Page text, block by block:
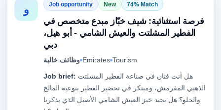
و Job opportunity New 74% Match
فرصة استثنائية: شيف خبّاز مبدع متخصص في
الفطير المشلتت والعيش الشامي - أبو هيل،
دبي
وظائف خالية Emirates Tourism
Job brief:
الذهبي المقرمش، ومبتكر في تحضير الفطير بنوعيه المالح
والحلو؟ هل تجيد خبز العيش الشامي الأصيل الذي يذكرنا